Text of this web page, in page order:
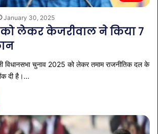
January 30, 2025
को लेकर केजरीवाल ने किया 7
विधानसभा चुनाव 2025 को लेकर तमाम राजनीतिक दल के
दी है।…